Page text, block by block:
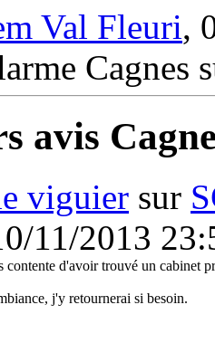
Val Fleuri,
Cagnes
avis
viguier sur
11/2013
d'avoir trouvé un cabinet
j'y retournerai si besoin.